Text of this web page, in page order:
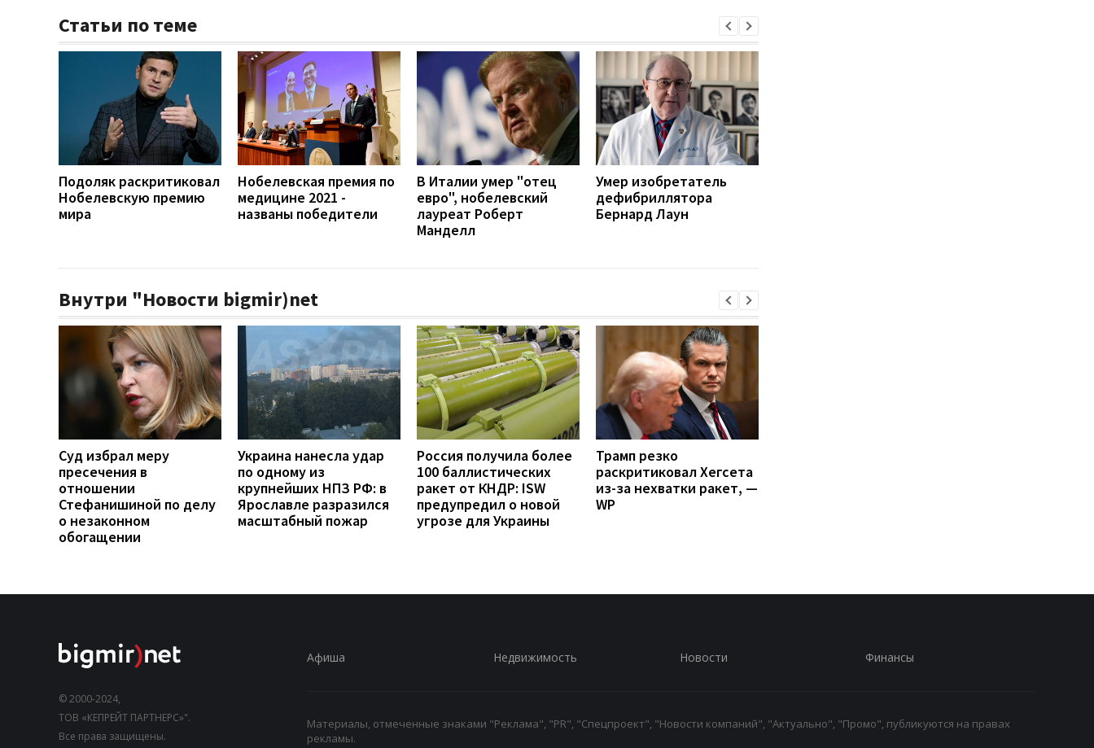
Статьи по теме
Подоляк раскритиковал
Нобелевскую премию
мира
Нобелевская премия по
медицине 2021 -
названы победители
В Италии умер "отец
евро", нобелевский
лауреат Роберт
Манделл
Умер изобретатель
дефибриллятора
Бернард Лаун
Внутри "Новости bigmir)net
Суд избрал меру
пресечения в
отношении
Стефанишиной по делу
о незаконном
обогащении
Украина нанесла удар
по одному из
крупнейших НПЗ РФ: в
Ярославле разразился
масштабный пожар
Россия получила более
100 баллистических
ракет от КНДР: ISW
предупредил о новой
угрозе для Украины
Трамп резко
раскритиковал Хегсета
из-за нехватки ракет, —
WP
© 2000-2024,
ТОВ «КЕПРЕЙТ ПАРТНЕРС»".
Все права защищены.
Афиша Недвижимость Новости Финансы
Материалы, отмеченные знаками "Реклама", "PR", "Спецпроект", "Новости компаний", "Актуально", "Промо", публикуются на правах
рекламы.